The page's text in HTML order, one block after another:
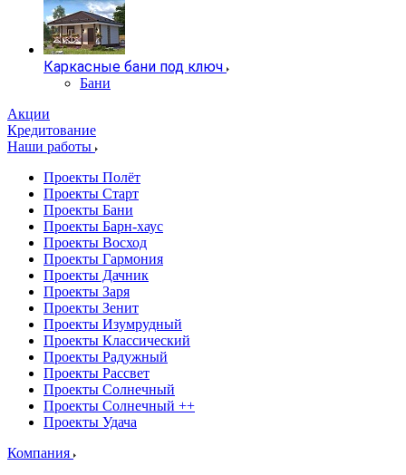
Каркасные бани под ключ
Бани
Акции
Кредитование
Наши работы
Проекты Полёт
Проекты Старт
Проекты Бани
Проекты Барн-хаус
Проекты Восход
Проекты Гармония
Проекты Дачник
Проекты Заря
Проекты Зенит
Проекты Изумрудный
Проекты Классический
Проекты Радужный
Проекты Рассвет
Проекты Солнечный
Проекты Солнечный ++
Проекты Удача
Компания